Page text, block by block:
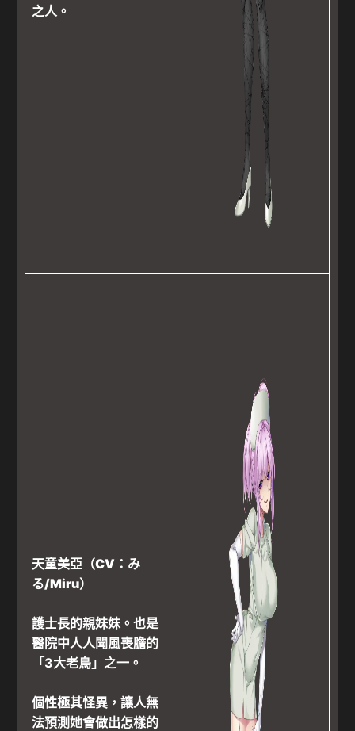
之人。
天童美亞（CV：み
る/Miru）
護士長的親妹妹。也是
醫院中人人聞風喪膽的
「3大老鳥」之一。
個性極其怪異，讓人無
法預測她會做出怎樣的